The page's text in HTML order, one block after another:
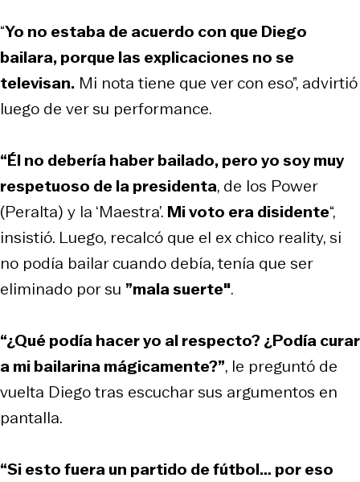
“Yo no estaba de acuerdo con que Diego
bailara, porque las explicaciones no se
televisan. Mi nota tiene que ver con eso”, advirtió
luego de ver su performance.
“Él no debería haber bailado, pero yo soy muy
respetuoso de la presidenta, de los Power
(Peralta) y la ‘Maestra’. Mi voto era disidente“,
insistió. Luego, recalcó que el ex chico reality, si
no podía bailar cuando debía, tenía que ser
eliminado por su ”mala suerte".
“¿Qué podía hacer yo al respecto? ¿Podía curar
a mi bailarina mágicamente?”, le preguntó de
vuelta Diego tras escuchar sus argumentos en
pantalla.
“Si esto fuera un partido de fútbol… por eso